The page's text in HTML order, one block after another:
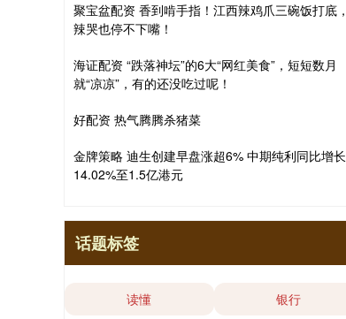
聚宝盆配资 香到啃手指！江西辣鸡爪三碗饭打底，
辣哭也停不下嘴！
海证配资 “跌落神坛”的6大“网红美食”，短短数月
就“凉凉”，有的还没吃过呢！
好配资 热气腾腾杀猪菜
金牌策略 迪生创建早盘涨超6% 中期纯利同比增长
14.02%至1.5亿港元
话题标签
读懂 银行